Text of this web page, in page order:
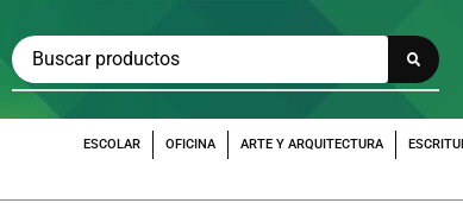
ESCOLAR OFICINA ARTE Y ARQUITECTURA